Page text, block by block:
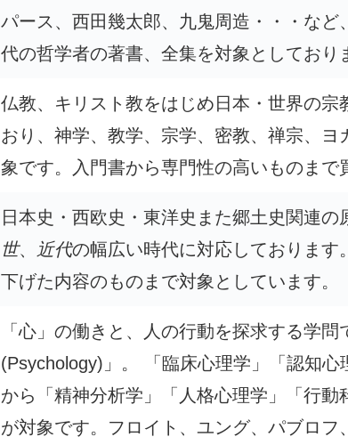
パース、西田幾太郎、九鬼周造・・・など
代の哲学者の著書、全集を対象としており
仏教、キリスト教をはじめ日本・世界の宗
おり、神学、教学、宗学、密教、禅宗、ヨ
象です。入門書から専門性の高いものまで
日本史・西欧史・東洋史また郷土史関連の
世、 近代の幅広い時代に対応しております
下げた内容のものまで対象としています。
「心」の働きと、人の行動を探求する学問
(Psychology)」。 「臨床心理学」「認知心
から「精神分析学」「人格心理学」「行動
が対象です。フロイト、ユング、パブロフ